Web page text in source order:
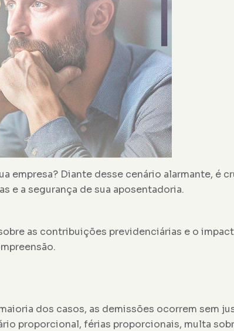
empresa? Diante desse cenário alarmante, é
e a segurança de sua aposentadoria.
as contribuições previdenciárias e o
dos casos, as demissões ocorrem sem
proporcional, férias proporcionais, multa